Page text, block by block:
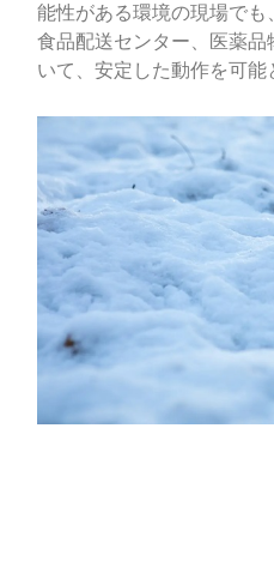
能性がある環境の現場でも
食品配送センター、医薬
いて、安定した動作を可能